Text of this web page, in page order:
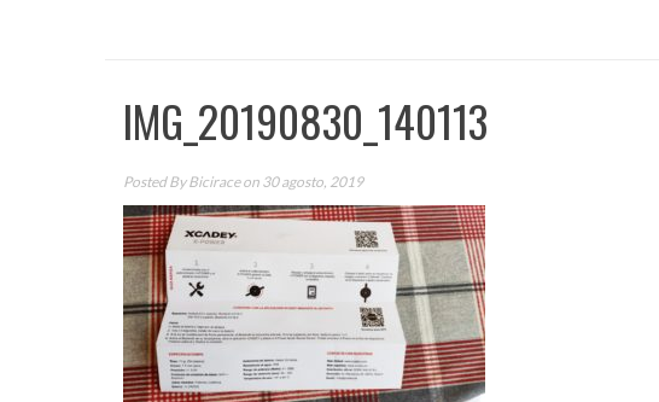
IMG_20190830_140113
Posted ByBiciraceon 30 agosto, 2019